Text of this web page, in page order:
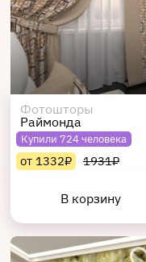
Фотошторы
Раймонда
Купили 724 человека
от 1332₽ 1931₽
В корзину